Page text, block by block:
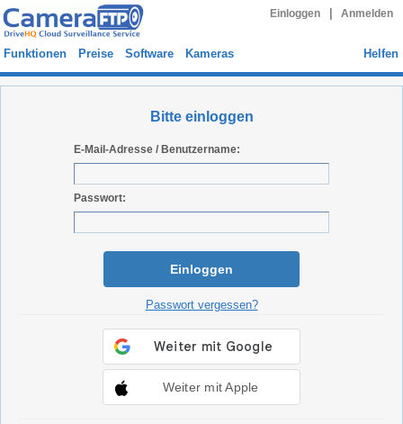
Einloggen Anmelden
Funktionen Preise Software Kameras Helfen
Bitte einloggen
E-Mail-Adresse / Benutzername:
Passwort:
Einloggen
Passwort vergessen?
Weiter mit Apple